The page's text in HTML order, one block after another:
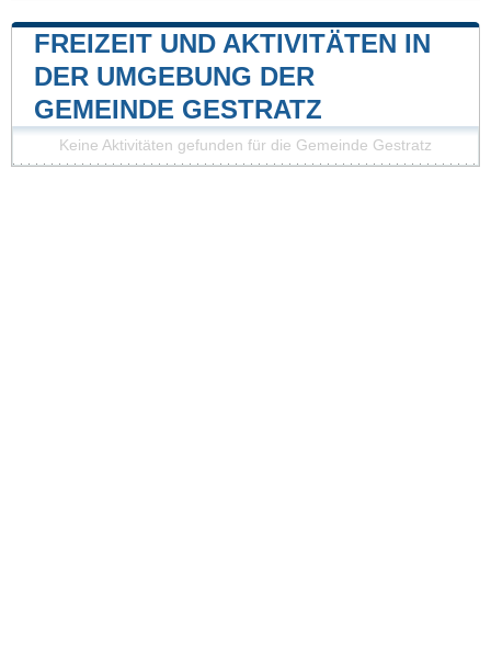
FREIZEIT UND AKTIVITÄTEN IN
DER UMGEBUNG DER
GEMEINDE GESTRATZ
Keine Aktivitäten gefunden für die Gemeinde Gestratz